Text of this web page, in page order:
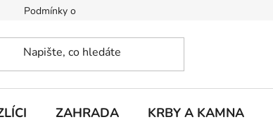
Podmínky ochrany osobních údajů
ZAHRADA KRBY A KAMNA